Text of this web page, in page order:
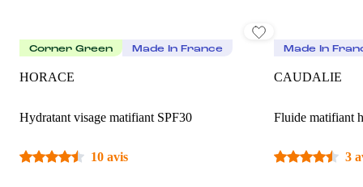
Corner Green Made In France
HORACE
Hydratant visage matifiant SPF30
10 avis
Made In
CAUDALIE
Fluide matifiant
3